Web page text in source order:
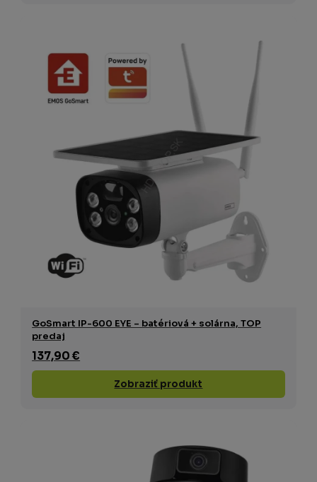
GoSmart IP-600 EYE – batériová + solárna, TOP
predaj
137,90 €
Zobraziť produkt